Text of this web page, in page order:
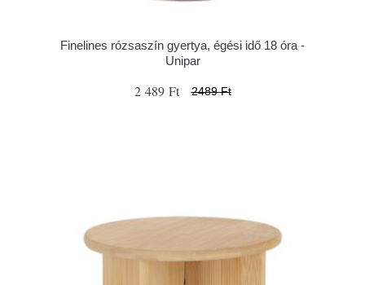
Finelines rózsaszín gyertya, égési idő 18 óra -
Unipar
2 489 Ft 2489 Ft